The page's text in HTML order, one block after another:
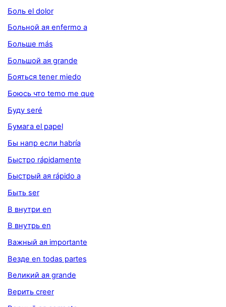
Боль el dolor
Больной ая enfermo a
Больше más
Большой ая grande
Бояться tener miedo
Боюсь что temo me que
Буду seré
Бумага el papel
Бы напр если habría
Быстро rápidamente
Быстрый ая rápido a
Быть ser
В внутри en
В внутрь en
Важный ая importante
Везде en todas partes
Великий ая grande
Верить creer